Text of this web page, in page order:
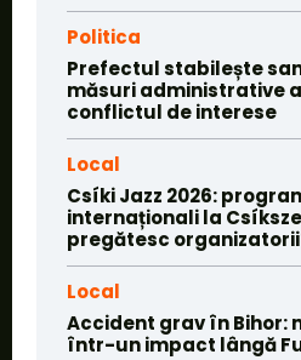
Politica
Prefectul stabilește
măsuri administrative
conflictul de interese
Local
Csíki Jazz 2026:
internaționali la
pregătesc
Local
Accident grav în
într-un impact lângă